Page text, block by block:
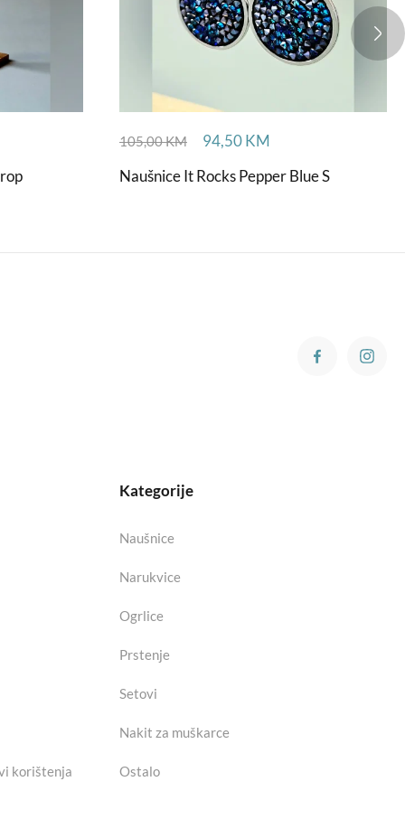
105,00KM 94,50KM
Naušnice It Rocks Pepper Blue S
korištenja
Kategorije
Naušnice
Narukvice
Ogrlice
Prstenje
Setovi
Nakit za muškarce
Ostalo